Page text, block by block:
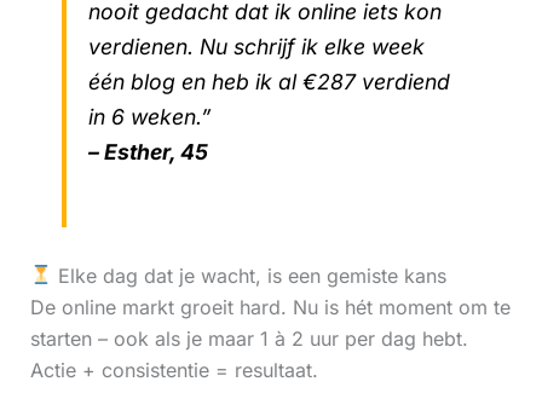
nooit gedacht dat ik online iets kon
verdienen. Nu schrijf ik elke week
één blog en heb ik al €287 verdiend
in 6 weken.”
– Esther, 45
Elke dag dat je wacht, is een gemiste kans
De online markt groeit hard. Nu is hét moment om te
starten – ook als je maar 1 à 2 uur per dag hebt.
Actie + consistentie = resultaat.